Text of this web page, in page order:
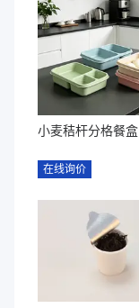
小麦秸杆分格餐盒
在线询价